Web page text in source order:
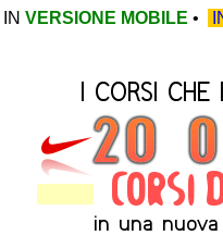
IN VERSIONE MOBILE •